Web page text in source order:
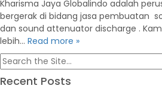
Kharisma Jaya Globalindo adalah
bergerak di bidang jasa pembuatan
dan sound attenuator discharge .
lebih… Read more »
Search
for:
Recent Posts